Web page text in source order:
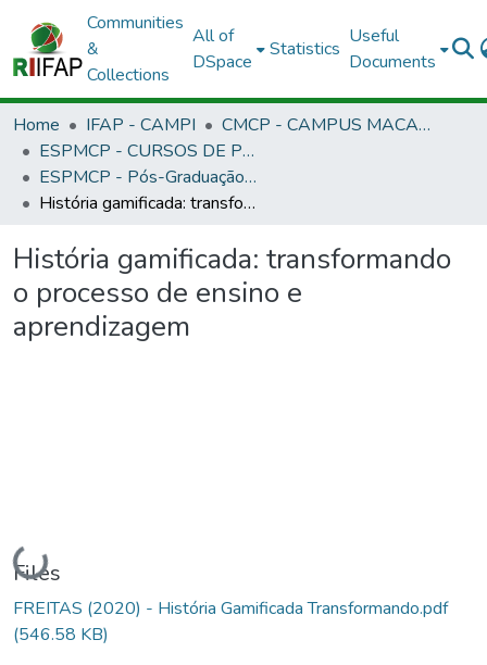
Communities
&
Collections
All of
DSpace
Statistics
Useful
Documents
Home IFAP - CAMPI
CMCP - CAMPUS MACAPÁ
ESPMCP - CURSOS DE PÓS-GRADUAÇÃO LATO SENSU - CAMPUS MACAPÁ
ESPMCP - Pós-Graduação Informática na Educação
História gamificada: transformando o processo de ensino e aprendizagem
História gamificada: transformando
o processo de ensino e
aprendizagem
Loading...
Files
FREITAS (2020) - História Gamificada Transformando.pdf
(546.58 KB)